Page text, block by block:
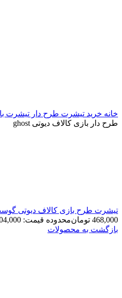
خانه خرید تیشرت طرح دار تیشرت
طرح دار بازی کالاف دیوتی ghost
تیشرت طرح بازی کالاف دیوتی
468,000 تومانمحدوده قیمت: 404,000 تومان تا 468,000 تومان
بازگشت به محصولات